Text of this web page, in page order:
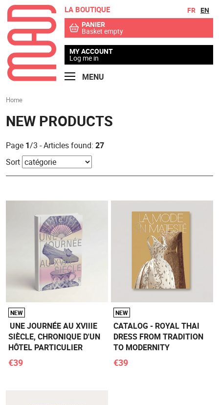
Go to menu
Go to contents FR EN
LA BOUTIQUE
PANIER
Basket empty
MY ACCOUNT
Log me in
MENU
Home
NEW PRODUCTS
Page 1/3 - Articles found: 27
Sort
NEW
UNE JOURNÉE AU XVIIIE
SIÈCLE, CHRONIQUE D'UN
HÔTEL PARTICULIER
€39
NEW
CATALOG - ROYAL THAI
DRESS FROM TRADITION
TO MODERNITY
€39